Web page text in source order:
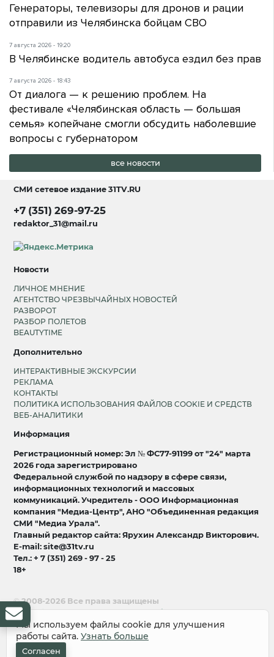
Генераторы, телевизоры для дронов и рации
отправили из Челябинска бойцам СВО
7 августа 2026 - 19:20
В Челябинске водитель автобуса ездил без прав
7 августа 2026 - 18:43
От диалога — к решению проблем. На
фестивале «Челябинская область — большая
семья» копейчане смогли обсудить наболевшие
вопросы с губернатором
все новости
СМИ сетевое издание31TV.RU
+7 (351) 269-97-25
redaktor_31@mail.ru
Новости
ЛИЧНОЕ МНЕНИЕ
АГЕНТСТВО ЧРЕЗВЫЧАЙНЫХ НОВОСТЕЙ
РАЗВОРОТ
РАЗБОР ПОЛЕТОВ
BEAUTYTIME
Дополнительно
ИНТЕРАКТИВНЫЕ ЭКСКУРСИИ
РЕКЛАМА
КОНТАКТЫ
ПОЛИТИКА ИСПОЛЬЗОВАНИЯ ФАЙЛОВ COOKIE И СРЕДСТВ
ВЕБ-АНАЛИТИКИ
Информация
Регистрационный номер: Эл № ФС77-91199 от "24" марта
2026 года зарегистрировано
Федеральной службой по надзору в сфере связи,
информационных технологий и массовых
коммуникаций. Учредитель - ООО Информационная
компания "Медиа-Центр", АНО "Объединенная редакция
СМИ "Медиа Урала".
Главный редактор сайта: Ярухин Александр Викторович.
E-mail: site@31tv.ru
Тел.: + 7 (351) 269 - 97 - 25
18+
© 2008-2026 Все права защищены
разработка и продвижение:Lukevium
Мы используем файлы cookie для улучшения
работы сайта. Узнать больше
Согласен